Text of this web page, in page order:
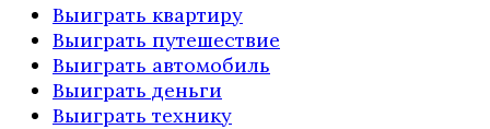
Выиграть квартиру
Выиграть путешествие
Выиграть автомобиль
Выиграть деньги
Выиграть технику